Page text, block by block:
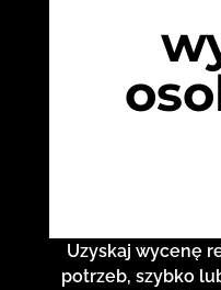
Uzyskaj wycenę
potrzeb, szybko